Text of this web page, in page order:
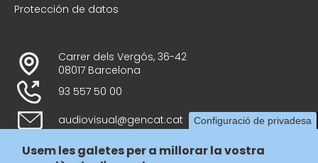
Protección de datos
Carrer dels Vergós, 36-42
08017 Barcelona
93 557 50 00
audiovisual@gencat.cat
Configuració de privadesa
Usem les galetes per a millorar la vostra